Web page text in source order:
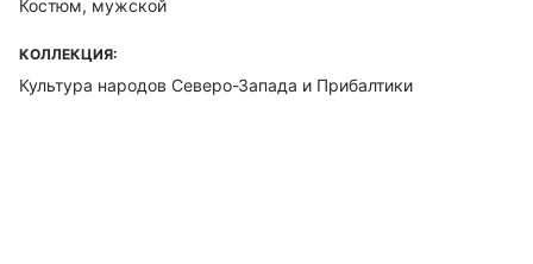
Костюм, мужской
КОЛЛЕКЦИЯ:
Культура народов Северо-Запада и Прибалтики